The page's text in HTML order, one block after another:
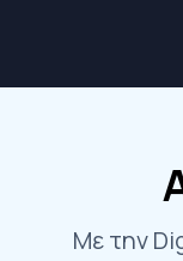
Με την